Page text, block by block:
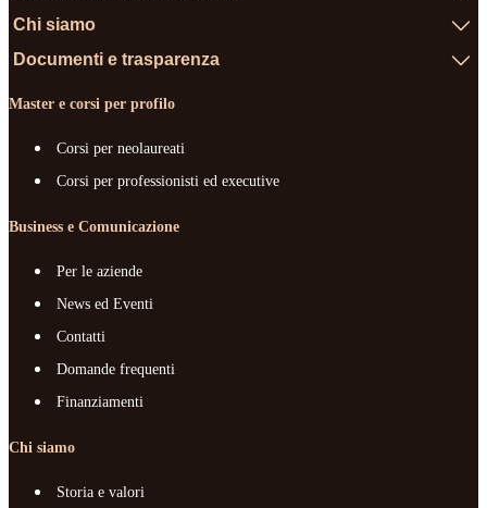
Chi siamo
Documenti e trasparenza
Master e corsi per profilo
Corsi per neolaureati
Corsi per professionisti ed executive
Business e Comunicazione
Per le aziende
News ed Eventi
Contatti
Domande frequenti
Finanziamenti
Chi siamo
Storia e valori